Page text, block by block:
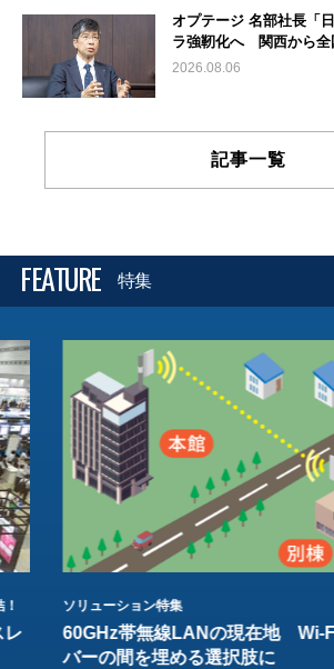
オプテージ 名部社長「
ラ強靭化へ 関西から全
2026.08.06
記事一覧
FEATURE 特集
レ
ソリューション特集
60GHz帯無線LANの現在地 Wi-
バーの間を埋める選択肢に